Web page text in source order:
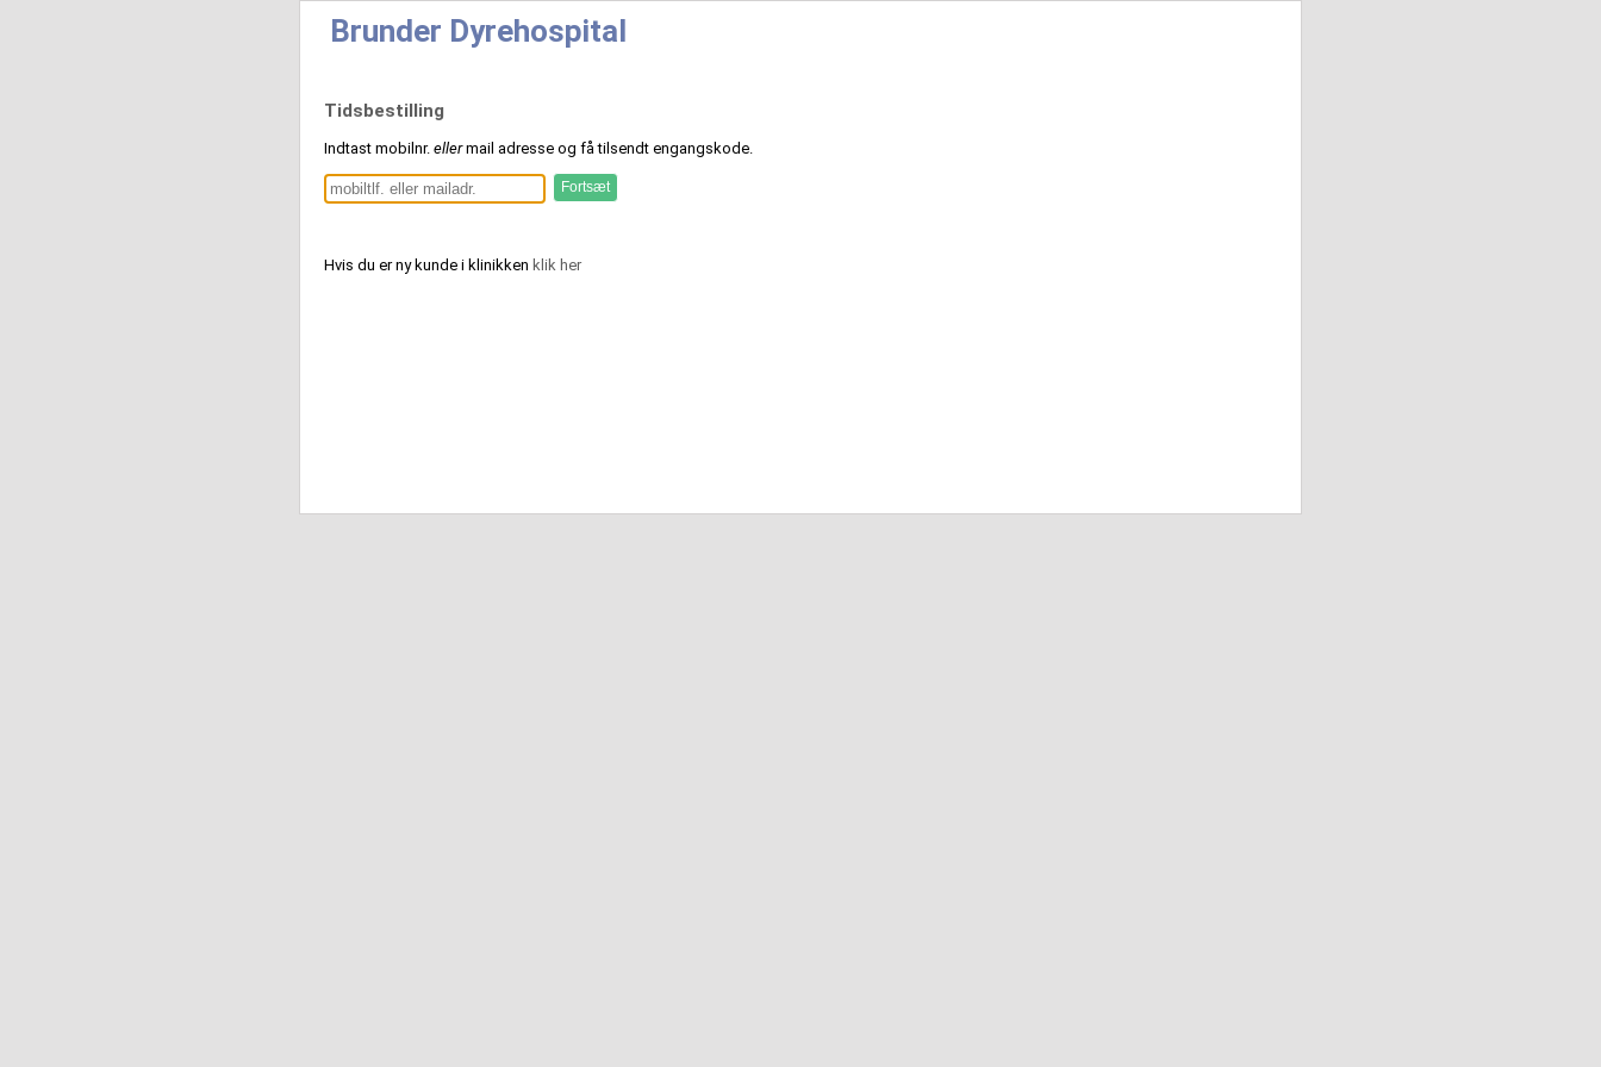
Brunder Dyrehospital
Tidsbestilling
Indtast mobilnr. ellermail adresse og få tilsendt engangskode.
Hvis du er ny kunde i klinikken klik her